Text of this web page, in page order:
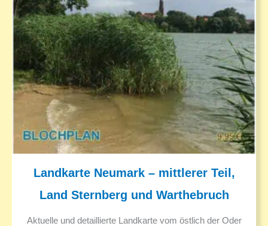
Landkarte Neumark – mittlerer Teil,
Land Sternberg und Warthebruch
Aktuelle und detaillierte Landkarte vom östlich der Oder